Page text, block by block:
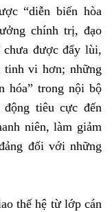
“diễn biến hòa
chính trị, đạo
được đẩy lùi,
vi hơn; những
hóa” trong nội bộ
tiêu cực đến
niên, làm giảm
đối với những
thế hệ từ lớp cán